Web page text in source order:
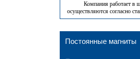
Компания работает в
осуществляются согласно
Постоянные магниты